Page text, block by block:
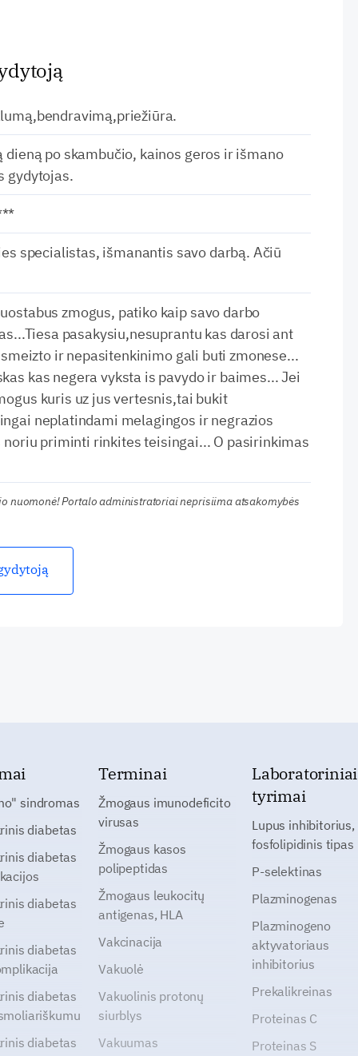
dieną po skambučio, kainos geros ir išmano
gydytojas.
specialistas, išmanantis savo darbą. Ačiū
zmogus, patiko kaip savo darbo
pasakysiu,nesuprantu kas darosi ant
ir nepasitenkinimo gali buti zmonese...
kas negera vyksta is pavydo ir baimes... Jei
kuris uz jus vertesnis,tai bukit
neplatindami melagingos ir negrazios
priminti rinkites teisingai... O pasirinkimas
nuomonė! Portalo administratoriai neprisiima atsakomybės
sindromas
diabetas
diabetas
diabetas
diabetas
diabetas
diabetas
Terminai
Žmogaus imunodeficito
virusas
Žmogaus kasos
polipeptidas
Žmogaus leukocitų
antigenas, HLA
Vakcinacija
Vakuolė
Vakuolinis protonų
siurblys
Vakuumas
Laboratoriniai
tyrimai
Lupus inhibitorius,
fosfolipidinis tipas
P-selektinas
Plazminogenas
Plazminogeno
aktyvatoriaus
inhibitorius
Prekalikreinas
Proteinas C
Proteinas S